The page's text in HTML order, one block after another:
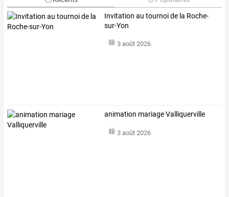
Invitation au tournoi de la Roche-
sur-Yon
3 août 2026
animation mariage Valliquerville
3 août 2026